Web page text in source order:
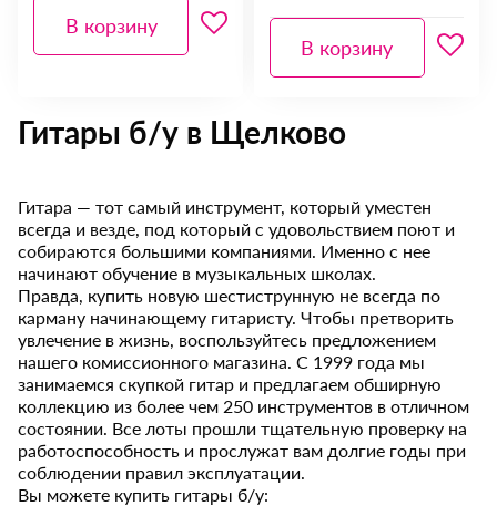
В корзину
В корзину
Гитары б/у в Щелково
Гитара — тот самый инструмент, который уместен
всегда и везде, под который с удовольствием поют и
собираются большими компаниями. Именно с нее
начинают обучение в музыкальных школах.
Правда, купить новую шестиструнную не всегда по
карману начинающему гитаристу. Чтобы претворить
увлечение в жизнь, воспользуйтесь предложением
нашего комиссионного магазина. С 1999 года мы
занимаемся скупкой гитар и предлагаем обширную
коллекцию из более чем 250 инструментов в отличном
состоянии. Все лоты прошли тщательную проверку на
работоспособность и прослужат вам долгие годы при
соблюдении правил эксплуатации.
Вы можете купить гитары б/у: